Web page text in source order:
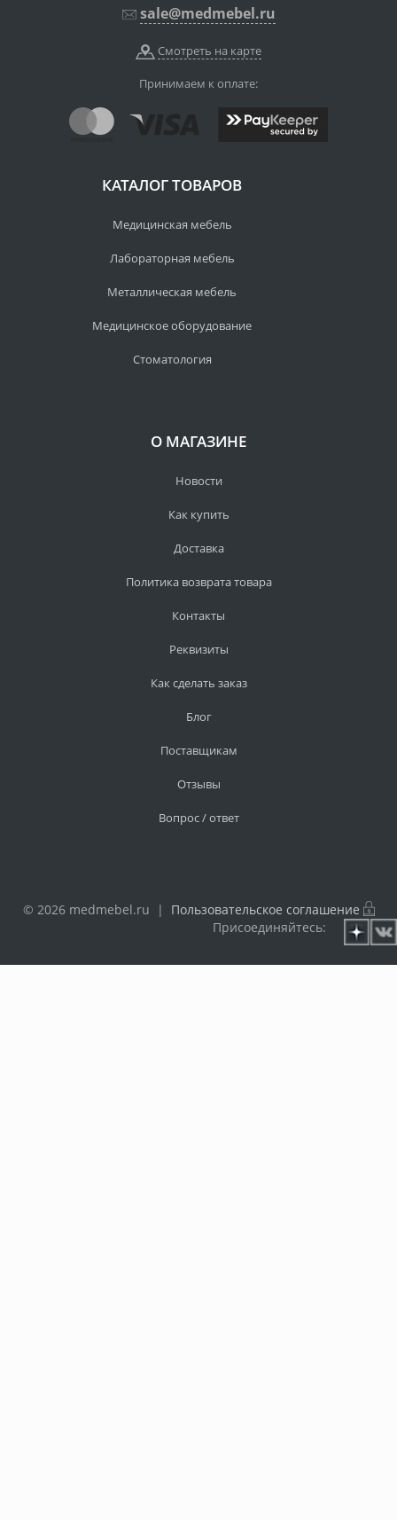
sale@medmebel.ru
Смотреть на карте
Принимаем к оплате:
КАТАЛОГ ТОВАРОВ
Медицинская мебель
Лабораторная мебель
Металлическая мебель
Медицинское оборудование
Стоматология
О МАГАЗИНЕ
Новости
Как купить
Доставка
Политика возврата товара
Контакты
Реквизиты
Как сделать заказ
Блог
Поставщикам
Отзывы
Вопрос / ответ
© 2026 medmebel.ru | Пользовательское соглашение
Присоединяйтесь: